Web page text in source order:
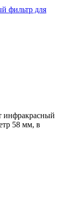
инфракрасный
58 мм, в